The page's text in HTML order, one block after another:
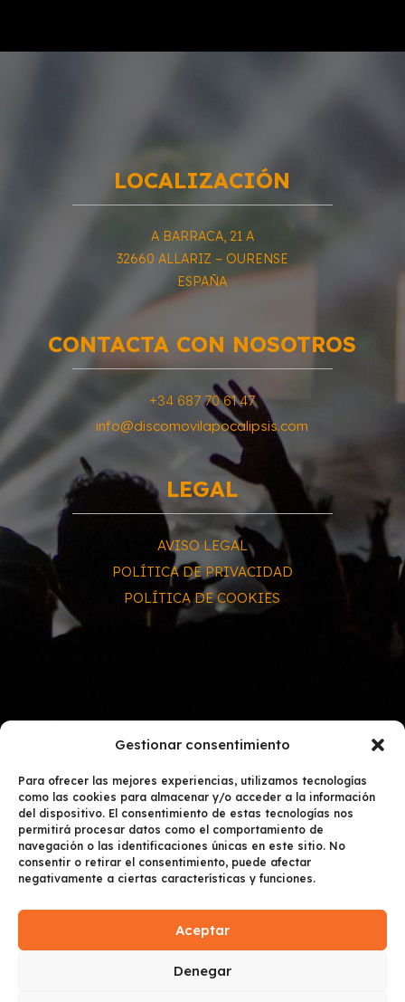
Gestionar consentimiento
Para ofrecer las mejores experiencias, utilizamos tecnologías
como las cookies para almacenar y/o acceder a la información
del dispositivo. El consentimiento de estas tecnologías nos
permitirá procesar datos como el comportamiento de
navegación o las identificaciones únicas en este sitio. No
consentir o retirar el consentimiento, puede afectar
negativamente a ciertas características y funciones.
Aceptar
Denegar
LOCALIZACIÓN
A BARRACA, 21 A
32660 ALLARIZ – OURENSE
ESPAÑA
CONTACTA CON NOSOTROS
+34 687 70 61 47
info@discomovilapocalipsis.com
LEGAL
AVISO LEGAL
POLÍTICA DE PRIVACIDAD
POLÍTICA DE COOKIES
ESTAMOS EN: